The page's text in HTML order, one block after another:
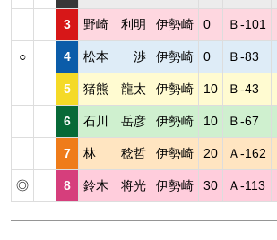
3 野崎 利明 伊勢崎 0 Ｂ-101
○ 4 松本 渉 伊勢崎 0 Ｂ-83
5 猪熊 龍太 伊勢崎 10 Ｂ-43
6 石川 岳彦 伊勢崎 10 Ｂ-67
7 林 稔哲 伊勢崎 20 Ａ-162
◎ 8 鈴木 将光 伊勢崎 30 Ａ-113